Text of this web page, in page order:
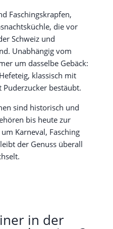
Faschingskrapfen,
die vor
Schweiz und
Unabhängig vom
um dasselbe Gebäck:
klassisch mit
bestäubt.
sind historisch und
bis heute zur
Karneval, Fasching
der Genuss überall
in der